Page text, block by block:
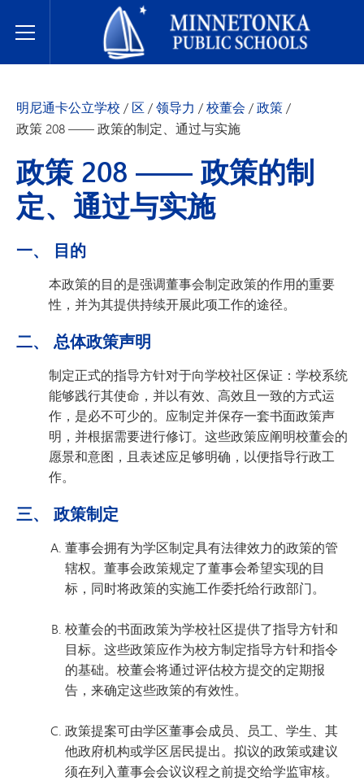
Toggle Menu
明尼通卡公立学校
明尼通卡公立学校 / 区/领导力 /校董会 /政策/
政策 208 —— 政策的制定、通过与实施
政策 208 —— 政策的制
定、通过与实施
一、 目的
本政策的目的是强调董事会制定政策的作用的重要
性，并为其提供持续开展此项工作的途径。
二、 总体政策声明
制定正式的指导方针对于向学校社区保证：学校系统
能够践行其使命，并以有效、高效且一致的方式运
作，是必不可少的。应制定并保存一套书面政策声
明，并根据需要进行修订。这些政策应阐明校董会的
愿景和意图，且表述应足够明确，以便指导行政工
作。
三、 政策制定
董事会拥有为学区制定具有法律效力的政策的管
辖权。董事会政策规定了董事会希望实现的目
标，同时将政策的实施工作委托给行政部门。
校董会的书面政策为学校社区提供了指导方针和
目标。这些政策应作为校方制定指导方针和指令
的基础。校董会将通过评估校方提交的定期报
告，来确定这些政策的有效性。
政策提案可由学区董事会成员、员工、学生、其
他政府机构或学区居民提出。拟议的政策或建议
须在列入董事会会议议程之前提交给学监审核。